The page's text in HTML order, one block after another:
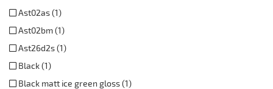
Ast02as (1)
Ast02bm (1)
Ast26d2s (1)
Black (1)
Black matt ice green gloss (1)